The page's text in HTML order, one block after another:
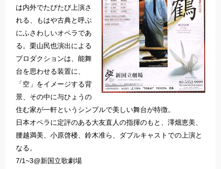
は内外でたびたび上演さ
れる、もはや古典と呼ぶ
にふさわしいオペラであ
る。栗山民也演出による
プロダクションは、能舞
台を思わせる装置に、
「空」をイメージする背
景、その中に与ひょうの
住む家が一軒というシンプルで美しい舞台が特徴。
日本オペラに定評のある大友直人の指揮のもと、澤畑恵美、
腰越満美、小原啓楼、鈴木准ら、ダブルキャストでの上演と
なる。
7/1~3@新国立歌劇場